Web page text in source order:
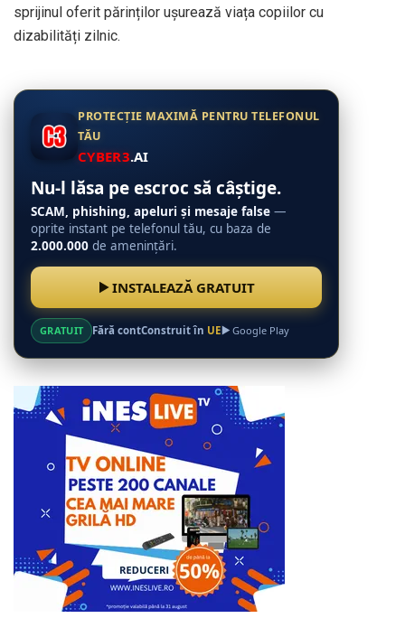
sprijinul oferit părinților ușurează viața copiilor cu
dizabilități zilnic.
PROTECȚIE MAXIMĂ PENTRU TELEFONUL
TĂU
CYBER3.AI
Nu-l lăsa pe escroc să câștige.
SCAM, phishing, apeluri și mesaje false —
oprite instant pe telefonul tău, cu baza de
2.000.000 de amenințări.
INSTALEAZĂ GRATUIT
GRATUIT Fără contConstruit în UE Google Play